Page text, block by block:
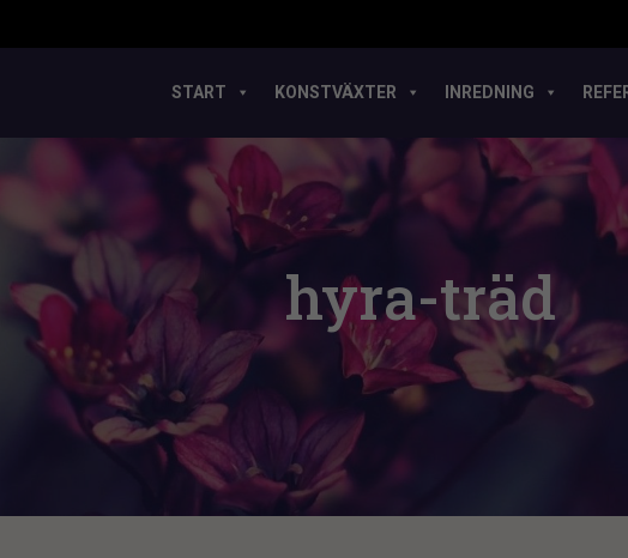
START KONSTVÄXTER INREDNING
hyra-träd